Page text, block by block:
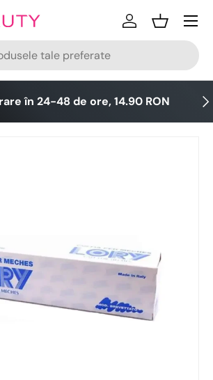
LogareCos
Meniu
în 24-48 de ore, 14.90 RON